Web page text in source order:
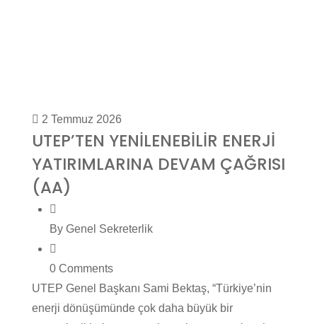
2 Temmuz 2026
UTEP’TEN YENİLENEBİLİR ENERJİ
YATIRIMLARINA DEVAM ÇAĞRISI
(AA)
By Genel Sekreterlik
0 Comments
UTEP Genel Başkanı Sami Bektaş, “Türkiye’nin
enerji dönüşümünde çok daha büyük bir